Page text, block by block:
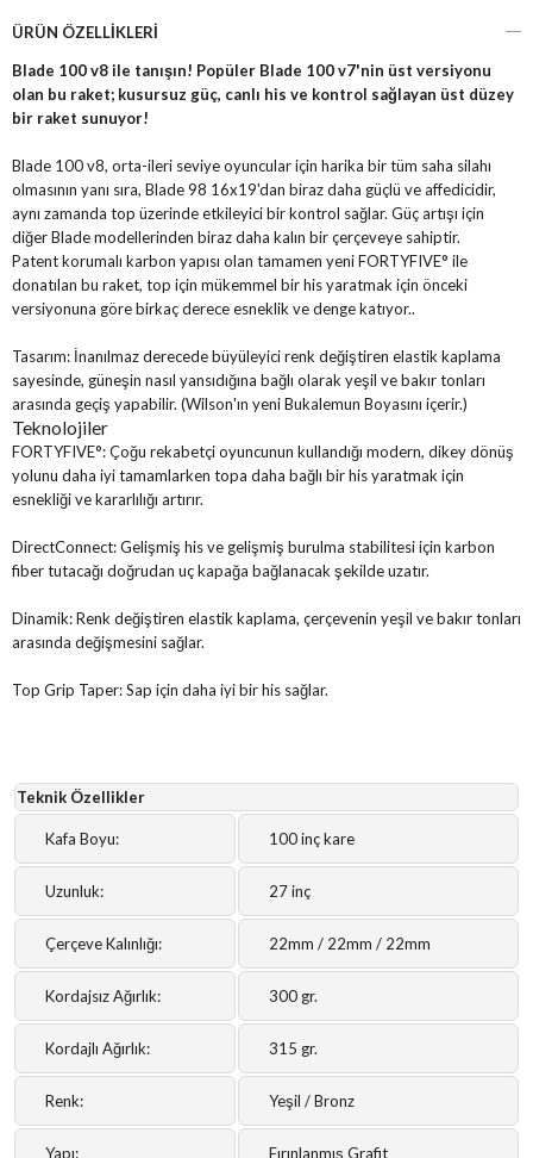
ÜRÜN ÖZELLIKLERI
Blade 100 v8 ile tanışın! Popüler Blade 100 v7'nin üst versiyonu
olan bu raket; kusursuz güç, canlı his ve kontrol sağlayan üst düzey
bir raket sunuyor!
Blade 100 v8, orta-ileri seviye oyuncular için harika bir tüm saha silahı
olmasının yanı sıra, Blade 98 16x19'dan biraz daha güçlü ve affedicidir,
aynı zamanda top üzerinde etkileyici bir kontrol sağlar. Güç artışı için
diğer Blade modellerinden biraz daha kalın bir çerçeveye sahiptir.
Patent korumalı karbon yapısı olan tamamen yeni FORTYFIVE° ile
donatılan bu raket, top için mükemmel bir his yaratmak için önceki
versiyonuna göre birkaç derece esneklik ve denge katıyor..
Tasarım: İnanılmaz derecede büyüleyici renk değiştiren elastik kaplama
sayesinde, güneşin nasıl yansıdığına bağlı olarak yeşil ve bakır tonları
arasında geçiş yapabilir. (Wilson'ın yeni Bukalemun Boyasını içerir.)
Teknolojiler
FORTYFIVE°:Çoğu rekabetçi oyuncunun kullandığı modern, dikey dönüş
yolunu daha iyi tamamlarken topa daha bağlı bir his yaratmak için
esnekliği ve kararlılığı artırır.
DirectConnect:Gelişmiş his ve gelişmiş burulma stabilitesi için karbon
fiber tutacağı doğrudan uç kapağa bağlanacak şekilde uzatır.
Dinamik:Renk değiştiren elastik kaplama, çerçevenin yeşil ve bakır tonları
arasında değişmesini sağlar.
Top Grip Taper:Sap için daha iyi bir his sağlar.
Teknik Özellikler
Kafa Boyu: 100 inç kare
Uzunluk: 27 inç
Çerçeve Kalınlığı: 22mm / 22mm / 22mm
Kordajsız Ağırlık: 300 gr.
Kordajlı Ağırlık: 315 gr.
Renk: Yeşil / Bronz
Yapı: Fırınlanmış Grafit